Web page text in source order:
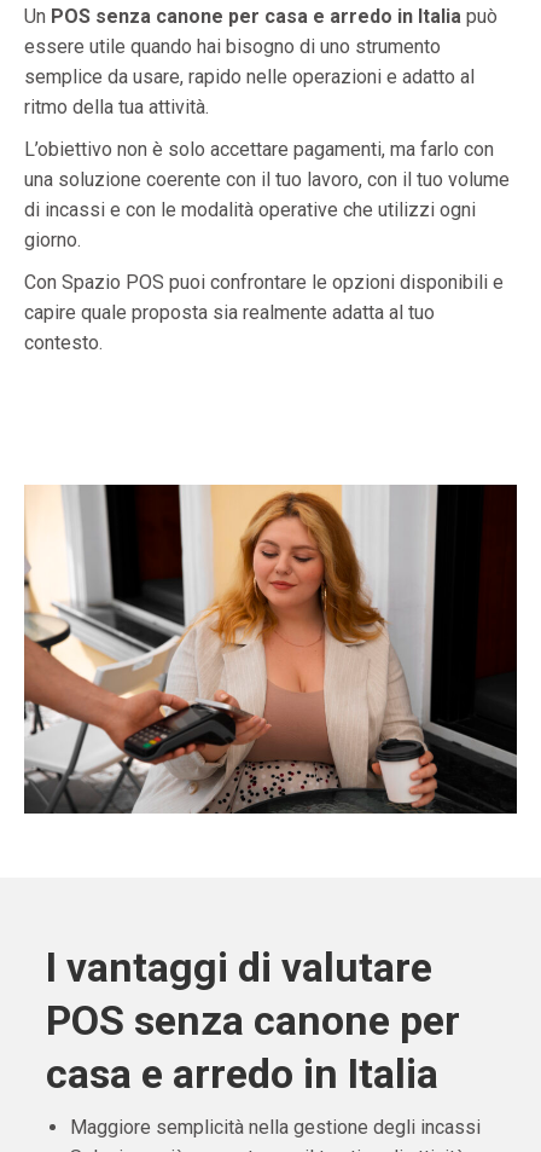
Un POS senza canone per casa e arredo in Italia può
essere utile quando hai bisogno di uno strumento
semplice da usare, rapido nelle operazioni e adatto al
ritmo della tua attività.
L’obiettivo non è solo accettare pagamenti, ma farlo con
una soluzione coerente con il tuo lavoro, con il tuo volume
di incassi e con le modalità operative che utilizzi ogni
giorno.
Con Spazio POS puoi confrontare le opzioni disponibili e
capire quale proposta sia realmente adatta al tuo
contesto.
I vantaggi di valutare
POS senza canone per
casa e arredo in Italia
Maggiore semplicità nella gestione degli incassi